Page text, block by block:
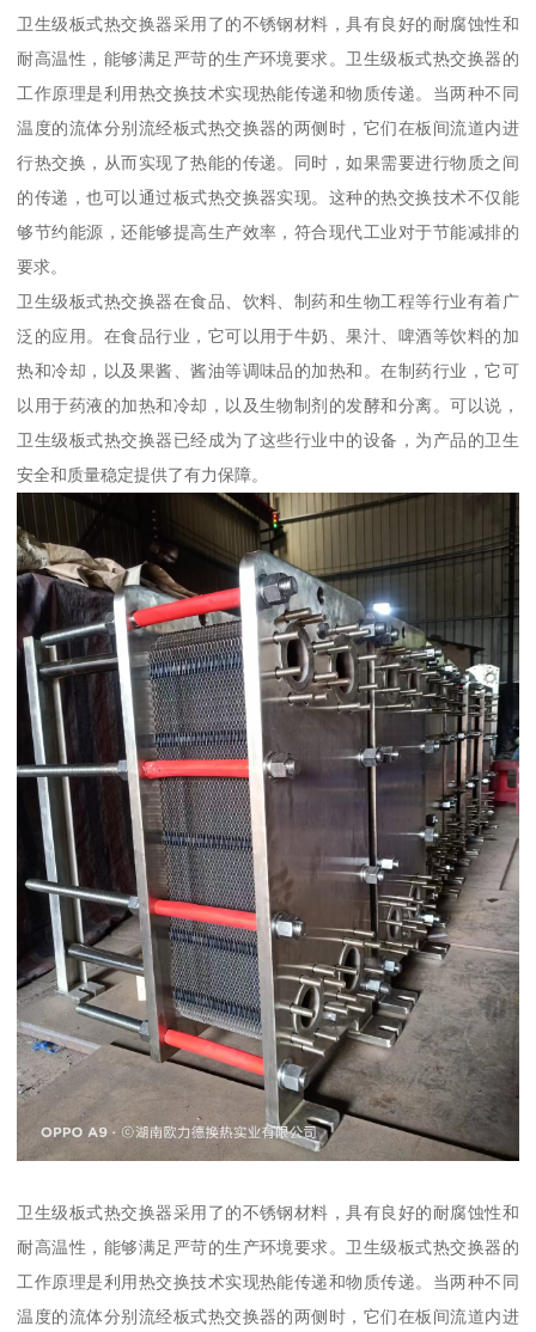
卫生级板式热交换器采用了的不锈钢材料，具有良好的耐腐蚀性和
耐高温性，能够满足严苛的生产环境要求。卫生级板式热交换器的
工作原理是利用热交换技术实现热能传递和物质传递。当两种不同
温度的流体分别流经板式热交换器的两侧时，它们在板间流道内进
行热交换，从而实现了热能的传递。同时，如果需要进行物质之间
的传递，也可以通过板式热交换器实现。这种的热交换技术不仅能
够节约能源，还能够提高生产效率，符合现代工业对于节能减排的
要求。
卫生级板式热交换器在食品、饮料、制药和生物工程等行业有着广
泛的应用。在食品行业，它可以用于牛奶、果汁、啤酒等饮料的加
热和冷却，以及果酱、酱油等调味品的加热和。在制药行业，它可
以用于药液的加热和冷却，以及生物制剂的发酵和分离。可以说，
卫生级板式热交换器已经成为了这些行业中的设备，为产品的卫生
安全和质量稳定提供了有力保障。
卫生级板式热交换器采用了的不锈钢材料，具有良好的耐腐蚀性和
耐高温性，能够满足严苛的生产环境要求。卫生级板式热交换器的
工作原理是利用热交换技术实现热能传递和物质传递。当两种不同
温度的流体分别流经板式热交换器的两侧时，它们在板间流道内进